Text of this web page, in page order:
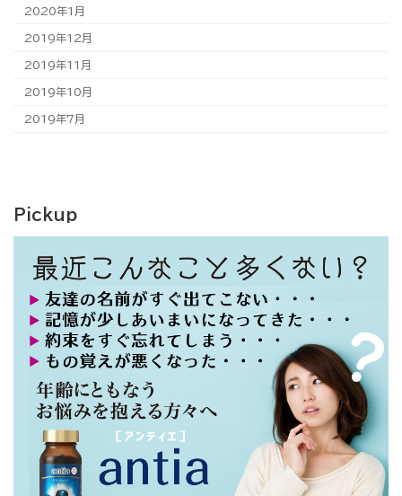
2020年1月
2019年12月
2019年11月
2019年10月
2019年7月
Pickup